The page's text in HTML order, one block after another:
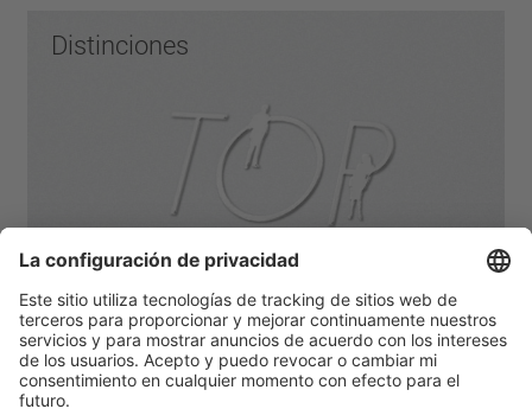
Distinciones